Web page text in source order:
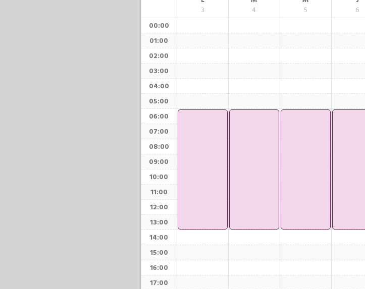
3
4
5
6
00:00
01:00
02:00
03:00
04:00
05:00
06:00
07:00
08:00
09:00
10:00
11:00
12:00
13:00
14:00
15:00
16:00
17:00